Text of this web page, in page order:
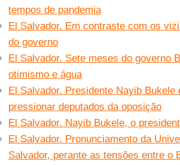
tempos de pandemia
El Salvador. Em contraste com os
do governo
El Salvador. Sete meses do governo
otimismo e água
El Salvador. Presidente Nayib
pressionar deputados da oposição
El Salvador. Nayib Bukele, o
El Salvador. Pronunciamento da
Salvador, perante as tensões entre o